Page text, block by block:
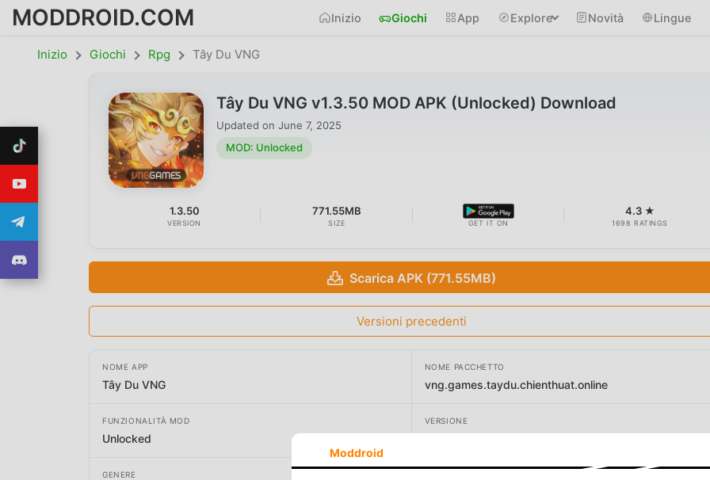
MODDROID.COM Inizio Giochi App Explore Novità Lingue
Inizio Giochi Rpg Tây Du VNG
Tây Du VNG v1.3.50 MOD APK (Unlocked) Download
Updated on June 7, 2025
MOD: Unlocked
1.3.50
VERSION
771.55MB
SIZE GET IT ON
4.3 ★
1698 RATINGS
Scarica APK (771.55MB)
Versioni precedenti
NOME APP
Tây Du VNG
NOME PACCHETTO
vng.games.taydu.chienthuat.online
FUNZIONALITÀ MOD
Unlocked
VERSIONE
GENERE
Moddroid